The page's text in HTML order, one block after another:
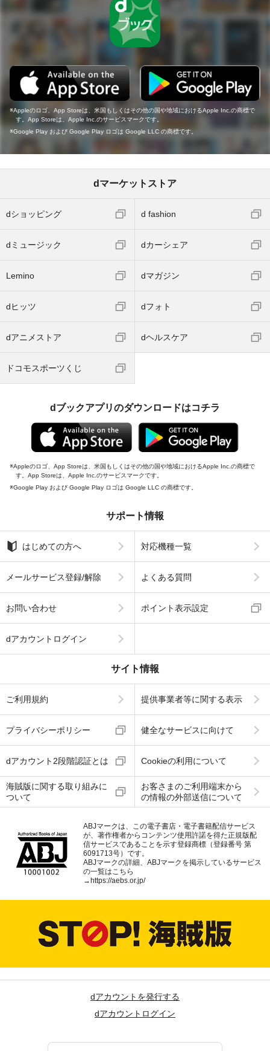
Appleのロゴ、App Storeは、米国もしくはその他の国や地域におけるApple Inc.の商標で
す。App Storeは、Apple Inc.のサービスマークです。
Google Play および Google Play ロゴは Google LLC の商標です。
dマーケットストア
dショッピング d fashion
dミュージック dカーシェア
Lemino dマガジン
dヒッツ dフォト
dアニメストア dヘルスケア
ドコモスポーツくじ
dブックアプリのダウンロードはコチラ
Appleのロゴ、App Storeは、米国もしくはその他の国や地域におけるApple Inc.の商標で
す。App Storeは、Apple Inc.のサービスマークです。
Google Play および Google Play ロゴは Google LLC の商標です。
サポート情報
はじめての方へ 対応機種一覧
メールサービス登録/解除 よくある質問
お問い合わせ ポイント表示設定
dアカウントログイン
サイト情報
ご利用規約 提供事業者等に関する表示
プライバシーポリシー 健全なサービスに向けて
dアカウント2段階認証とは Cookieの利用について
海賊版に関する取り組みに
ついて
お客さまのご利用端末から
の情報の外部送信について
ABJマークは、この電子書店・電子書籍配信サービス
が、著作権者からコンテンツ使用許諾を得た正規版配
信サービスであることを示す登録商標（登録番号 第
6091713号）です。
ABJマークの詳細、ABJマークを掲示しているサービス
の一覧はこちら
→https://aebs.or.jp/
dアカウントを発行する
dアカウントログイン